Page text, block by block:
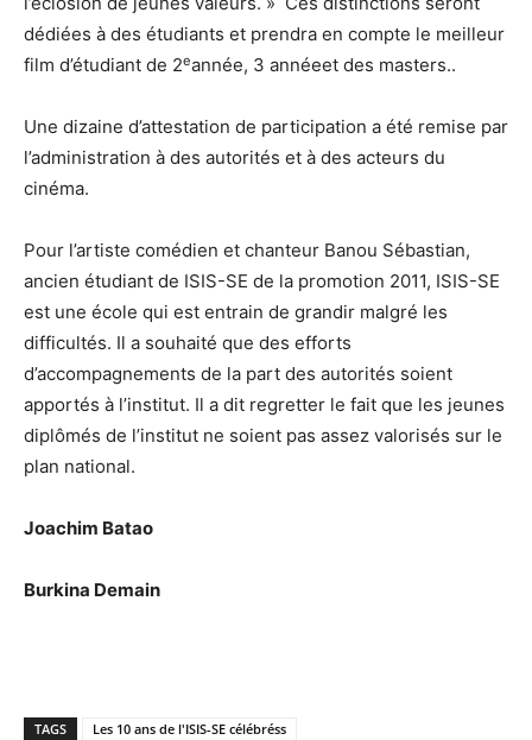
dédiées à des étudiants et prendra en compte le meilleur
film d’étudiant de 2eannée, 3 annéeet des masters..
Une dizaine d’attestation de participation a été remise par
l’administration à des autorités et à des acteurs du
cinéma.
Pour l’artiste comédien et chanteur Banou Sébastian,
ancien étudiant de ISIS-SE de la promotion 2011, ISIS-SE
est une école qui est entrain de grandir malgré les
difficultés. Il a souhaité que des efforts
d’accompagnements de la part des autorités soient
apportés à l’institut. Il a dit regretter le fait que les jeunes
diplômés de l’institut ne soient pas assez valorisés sur le
plan national.
Joachim Batao
Burkina Demain
TAGS Les 10 ans de l'ISIS-SE célébréss